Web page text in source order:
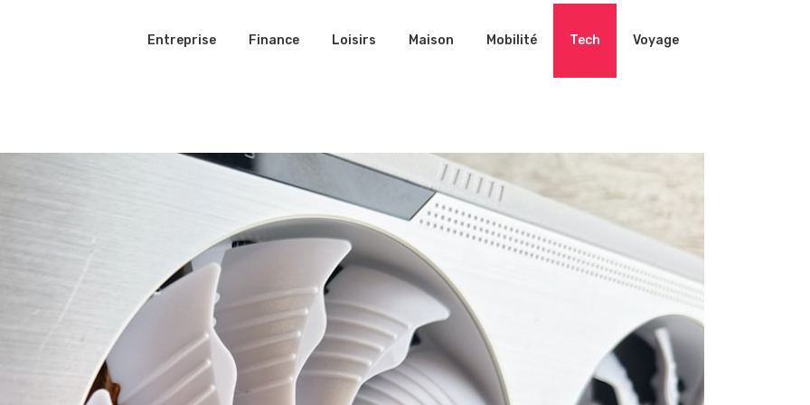
Entreprise Finance Loisirs Maison Mobilité Tech Voyage